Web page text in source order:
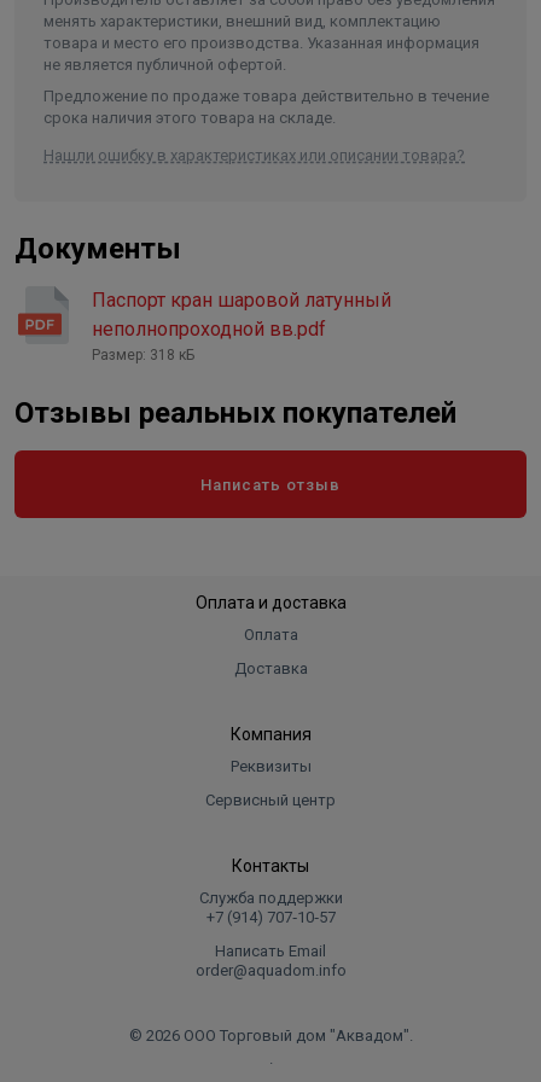
менять характеристики, внешний вид, комплектацию
товара и место его производства. Указанная информация
не является публичной офертой.
Предложение по продаже товара действительно в течение
срока наличия этого товара на складе.
Нашли ошибку в характеристиках или описании товара?
Документы
Паспорт кран шаровой латунный
неполнопроходной вв.pdf
Размер: 318 кБ
Отзывы реальных покупателей
Написать отзыв
Оплата и доставка
Оплата
Доставка
Компания
Реквизиты
Сервисный центр
Контакты
Служба поддержки
+7 (914) 707‑10‑57
Написать Email
order@aquadom.info
© 2026 ООО Торговый дом "Аквадом".
.